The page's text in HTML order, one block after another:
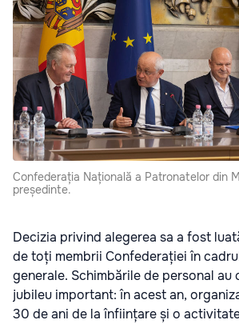
Confederația Națională a Patronatelor din
președinte.
Decizia privind alegerea sa a fost
de toți membrii Confederației în
generale. Schimbările de personal au
jubileu important: în acest an,
30 de ani de la înființare și o